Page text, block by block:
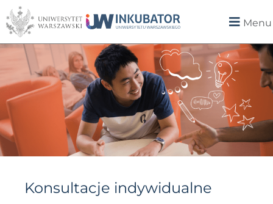
Menu
Konsultacje indywidualne